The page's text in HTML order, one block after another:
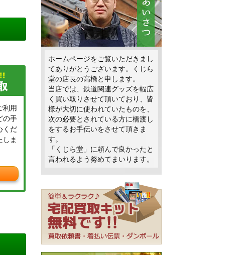
利用
の手
くだ
しま
ホームページをご覧いただきまし
てありがとうございます。くじら
堂の店長の高橋と申します。
当店では、鉄道関連グッズを幅広
く買い取りさせて頂いており、皆
様が大切に使われていたものを、
次の必要とされている方に橋渡し
をするお手伝いをさせて頂きま
す。
「くじら堂」に頼んで良かったと
言われるよう努めてまいります。